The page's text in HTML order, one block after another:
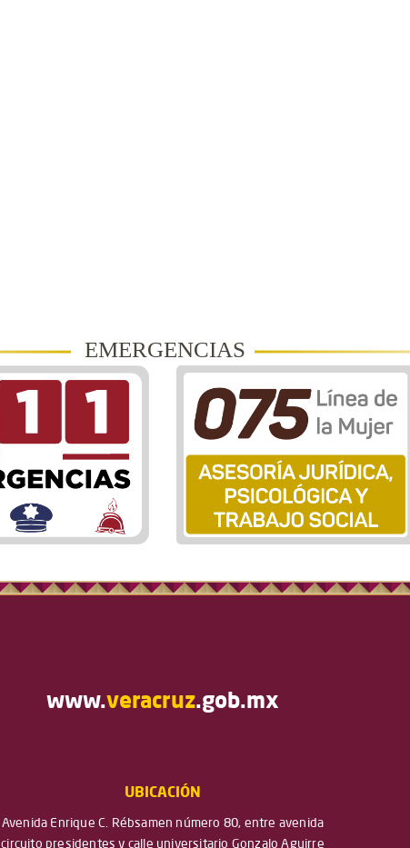
EMERGENCIAS
www.veracruz.gob.mx
UBICACIÓN
Avenida Enrique C. Rébsamen número 80, entre avenida
circuito presidentes y calle universitario Gonzalo Aguirre